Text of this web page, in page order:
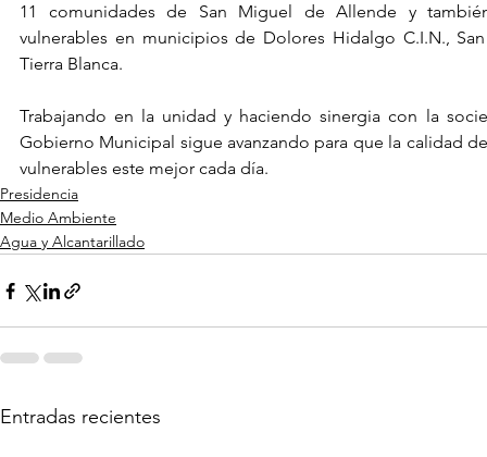
11 comunidades de San Miguel de Allende y
vulnerables en municipios de Dolores Hidalgo C.I.N.,
Tierra Blanca.
Trabajando en la unidad y haciendo sinergia con la
Gobierno Municipal sigue avanzando para que la calidad
vulnerables este mejor cada día.
Presidencia
Medio Ambiente
Agua y Alcantarillado
Entradas recientes